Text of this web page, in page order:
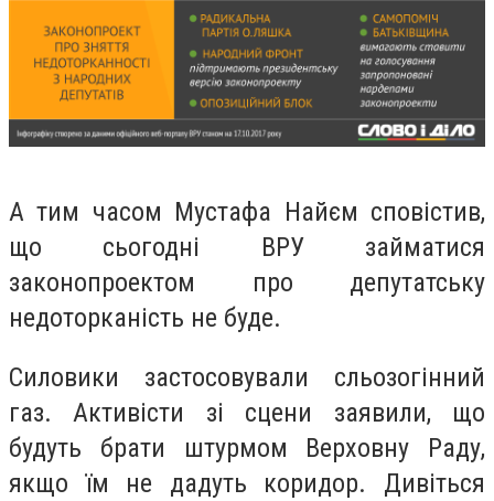
А тим часом Мустафа Найєм сповістив,
що сьогодні ВРУ займатися
законопроектом про депутатську
недоторканість не буде.
Силовики застосовували сльозогінний
газ. Активісти зі сцени заявили, що
будуть брати штурмом Верховну Раду,
якщо їм не дадуть коридор. Дивіться